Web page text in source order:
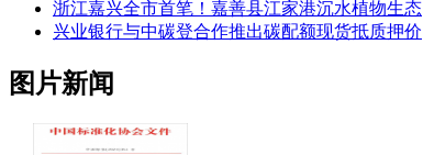
浙江嘉兴全市首笔！嘉善县江家港沉水植物生态
兴业银行与中碳登合作推出碳配额现货抵质押价
图片新闻